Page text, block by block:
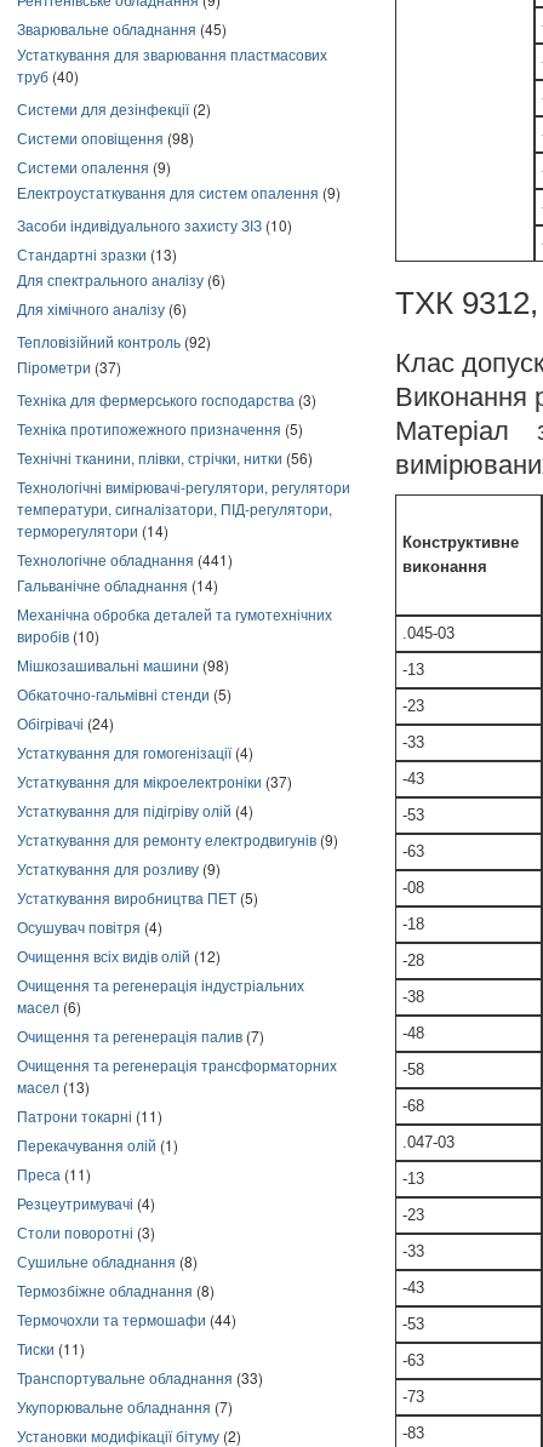
Зварювальне обладнання (45)
Устаткування для зварювання пластмасових
труб (40)
Системи для дезінфекції(2)
Системи оповіщення (98)
Системи опалення (9)
Електроустаткування для систем опалення (9)
Засоби індивідуального захисту ЗІЗ (10)
Стандартні зразки (13)
Для спектрального аналізу (6)
Для хімічного аналізу (6)
Тепловізійний контроль (92)
Пірометри (37)
Техніка для фермерського господарства (3)
Техніка протипожежного призначення (5)
Технічні тканини, плівки, стрічки, нитки (56)
Технологічні вимірювачі-регулятори, регулятори
температури, сигналізатори, ПІД-регулятори,
терморегулятори (14)
Технологічне обладнання (441)
Гальванічне обладнання (14)
Механічна обробка деталей та гумотехнічних
виробів (10)
Мішкозашивальні машини (98)
Обкаточно-гальмівні стенди (5)
Обігрівачі (24)
Устаткування для гомогенізації(4)
Устаткування для мікроелектроніки (37)
Устаткування для підігріву олій (4)
Устаткування для ремонту електродвигунів (9)
Устаткування для розливу (9)
Устаткування виробництва ПЕТ (5)
Осушувач повітря (4)
Очищення всіх видів олій (12)
Очищення та регенерація індустріальних
масел (6)
Очищення та регенерація палив (7)
Очищення та регенерація трансформаторних
масел (13)
Патрони токарні (11)
Перекачування олій (1)
Преса (11)
Резцеутримувачі (4)
Столи поворотні (3)
Сушильне обладнання (8)
Термозбіжне обладнання (8)
Термочохли та термошафи (44)
Тиски (11)
Транспортувальне обладнання (33)
Укупорювальне обладнання (7)
Установки модифікації бітуму (2)
ТХК
Клас
Матеріал
Конструктивне
виконання
.045-03
-13
-23
-33
-43
-53
-63
-08
-18
-28
-38
-48
-58
-68
.047-03
-13
-23
-33
-43
-53
-63
-73
-83